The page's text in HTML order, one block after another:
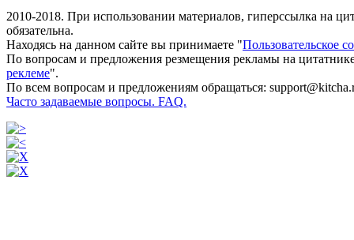
2010-2018. При использовании материалов, гиперссылка на
обязательна.
Находясь на данном сайте вы принимаете "Пользовательское
По вопросам и предложения резмещения рекламы на
реклеме".
По всем вопросам и предложениям обращаться:
Часто задаваемые вопросы. FAQ.